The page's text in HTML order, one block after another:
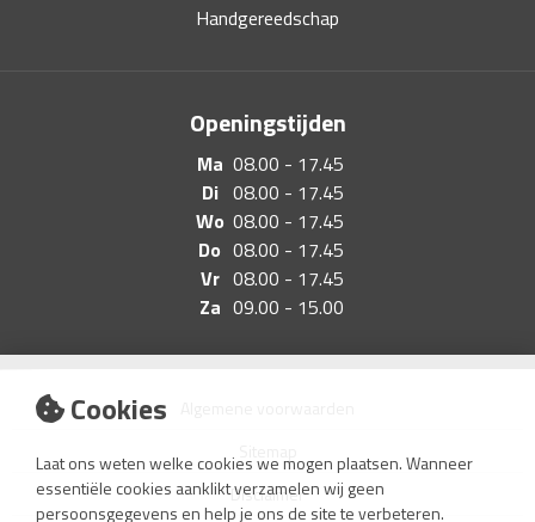
Cookies
Laat ons weten welke cookies we mogen plaatsen. Wanneer
essentiële cookies aanklikt verzamelen wij geen
persoonsgegevens en help je ons de site te verbeteren.
Handgereedschap
Openingstijden
Ma 08.00 - 17.45
Di 08.00 - 17.45
Wo 08.00 - 17.45
Do 08.00 - 17.45
Vr 08.00 - 17.45
Za 09.00 - 15.00
Disclaimer